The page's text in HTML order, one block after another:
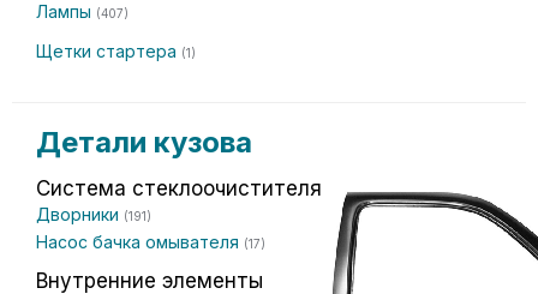
Лампы (407)
Щетки стартера (1)
Детали кузова
Система стеклоочистителя
Дворники (191)
Насос бачка омывателя (17)
Внутренние элементы